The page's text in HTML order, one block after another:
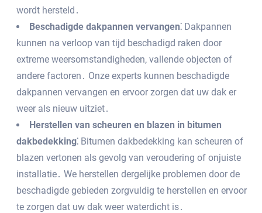
wordt hersteld․
Beschadigde dakpannen vervangen⁚ Dakpannen
kunnen na verloop van tijd beschadigd raken door
extreme weersomstandigheden‚ vallende objecten of
andere factoren․ Onze experts kunnen beschadigde
dakpannen vervangen en ervoor zorgen dat uw dak er
weer als nieuw uitziet․
Herstellen van scheuren en blazen in bitumen
dakbedekking⁚ Bitumen dakbedekking kan scheuren of
blazen vertonen als gevolg van veroudering of onjuiste
installatie․ We herstellen dergelijke problemen door de
beschadigde gebieden zorgvuldig te herstellen en ervoor
te zorgen dat uw dak weer waterdicht is․